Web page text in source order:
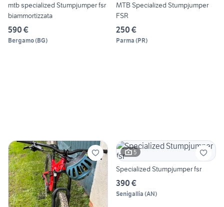
mtb specialized Stumpjumper fsr
biammortizzata
590 €
Bergamo(BG)
MTB Specialized Stumpjumper
FSR
250 €
Parma (PR)
5
Specialized Stumpjumper fsr
390 €
Senigallia (AN)